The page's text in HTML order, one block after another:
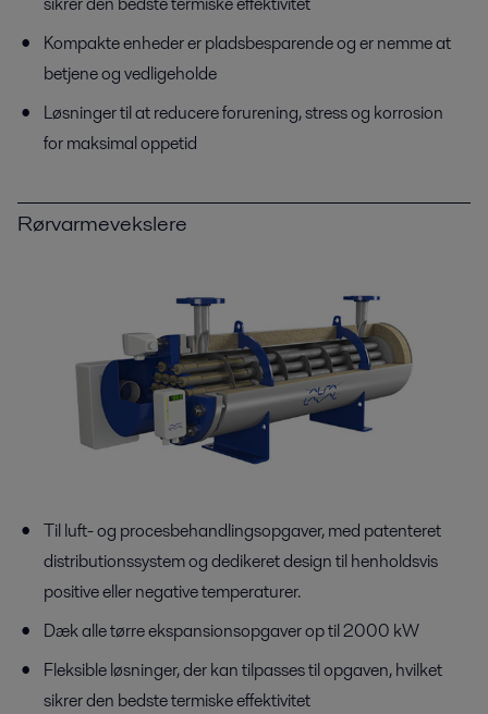
Kompakte enheder er pladsbesparende og er nemme at
betjene og vedligeholde
Løsninger til at reducere forurening, stress og korrosion
for maksimal oppetid
Rørvarmevekslere
Til luft- og procesbehandlingsopgaver, med patenteret
distributionssystem og dedikeret design til henholdsvis
positive eller negative temperaturer.
Dæk alle tørre ekspansionsopgaver op til 2000 kW
Fleksible løsninger, der kan tilpasses til opgaven, hvilket
sikrer den bedste termiske effektivitet